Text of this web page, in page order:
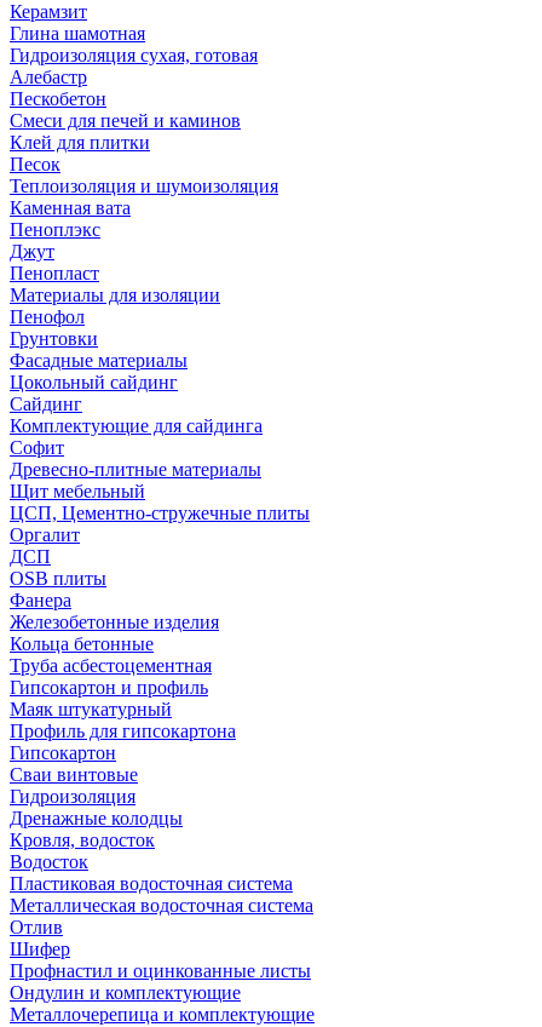
Керамзит
Глина шамотная
Гидроизоляция сухая, готовая
Алебастр
Пескобетон
Смеси для печей и каминов
Клей для плитки
Песок
Теплоизоляция и шумоизоляция
Каменная вата
Пеноплэкс
Джут
Пенопласт
Материалы для изоляции
Пенофол
Грунтовки
Фасадные материалы
Цокольный сайдинг
Сайдинг
Комплектующие для сайдинга
Софит
Древесно-плитные материалы
Щит мебельный
ЦСП, Цементно-стружечные плиты
Оргалит
ДСП
OSB плиты
Фанера
Железобетонные изделия
Кольца бетонные
Труба асбестоцементная
Гипсокартон и профиль
Маяк штукатурный
Профиль для гипсокартона
Гипсокартон
Сваи винтовые
Гидроизоляция
Дренажные колодцы
Кровля, водосток
Водосток
Пластиковая водосточная система
Металлическая водосточная система
Отлив
Шифер
Профнастил и оцинкованные листы
Ондулин и комплектующие
Металлочерепица и комплектующие